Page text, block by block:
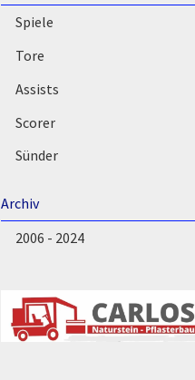
Spiele
Tore
Assists
Scorer
Sünder
Archiv
2006 - 2024